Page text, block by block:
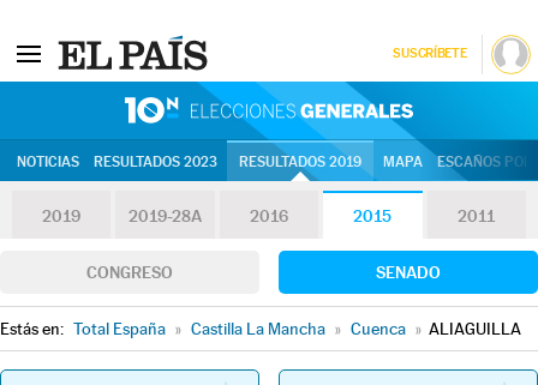
SUSCRÍBETE
NOTICIAS RESULTADOS 2023 RESULTADOS 2019 MAPA ESCAÑOS
2019 2019-28A 2016 2015 2011
CONGRESO SENADO
Estás en: Total España » Castilla La Mancha » Cuenca » ALIAGUILLA